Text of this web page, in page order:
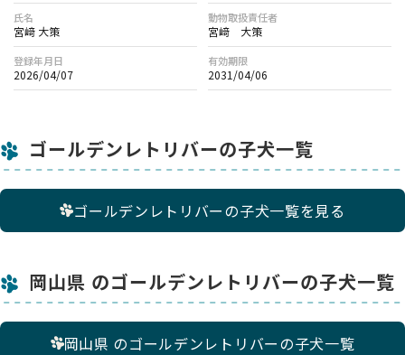
氏名
宮﨑 大策
動物取扱責任者
宮﨑 大策
登録年月日
2026/04/07
有効期限
2031/04/06
ゴールデンレトリバーの子犬一覧
ゴールデンレトリバーの子犬一覧を見る
岡山県 のゴールデンレトリバーの子犬一覧
岡山県 のゴールデンレトリバーの子犬一覧